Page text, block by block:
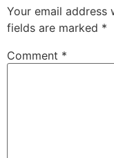
Your email address
fields are marked *
Comment *